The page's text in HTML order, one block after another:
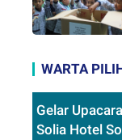
WARTA
Gelar
Solia Hotel